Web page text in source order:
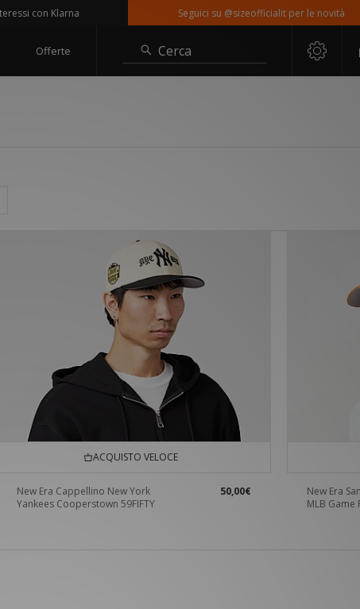
con Klarna Seguici su @sizeofficialit per le novità
Offerte Cerca
ACQUISTO VELOCE
New Era Cappellino New York
Yankees Cooperstown 59FIFTY
50,00€
New Era
MLB Game